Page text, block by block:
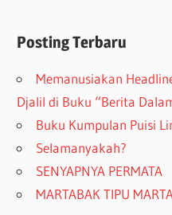
Posting Terbaru
Memanusiakan
Djalil di Buku “Berita
Buku Kumpulan Puisi
Selamanyakah?
SENYAPNYA PERMATA
MARTABAK TIPU